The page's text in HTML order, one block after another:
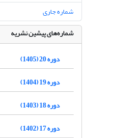
شماره جاری
شماره‌های پیشین نشریه
دوره 20 (1405)
دوره 19 (1404)
دوره 18 (1403)
دوره 17 (1402)